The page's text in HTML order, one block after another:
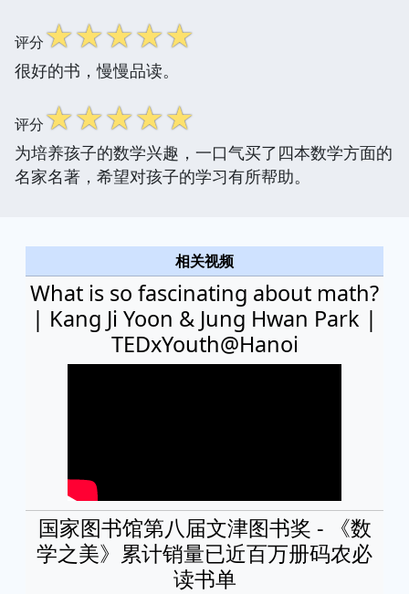
评分☆☆☆☆☆
很好的书，慢慢品读。
评分☆☆☆☆☆
为培养孩子的数学兴趣，一口气买了四本数学方面的
名家名著，希望对孩子的学习有所帮助。
相关视频
What is so fascinating about math?
| Kang Ji Yoon & Jung Hwan Park |
TEDxYouth@Hanoi
国家图书馆第八届文津图书奖 - 《数
学之美》累计销量已近百万册码农必
读书单